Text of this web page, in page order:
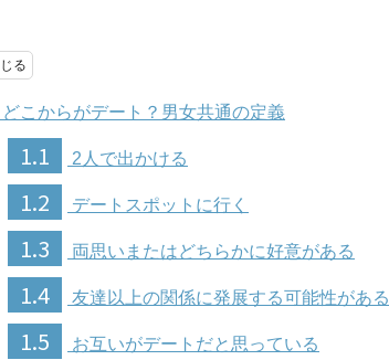
どこからがデート？男女共通の定義
1.1 2人で出かける
1.2 デートスポットに行く
1.3 両思いまたはどちらかに好意がある
1.4 友達以上の関係に発展する可能性がある
1.5 お互いがデートだと思っている